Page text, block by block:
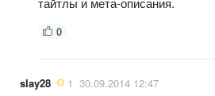
0
slay28 1 30.09.2014 12:47